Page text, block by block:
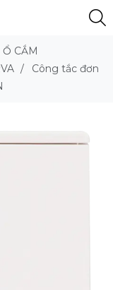
Ổ CẮM
/
Công tắc đơn